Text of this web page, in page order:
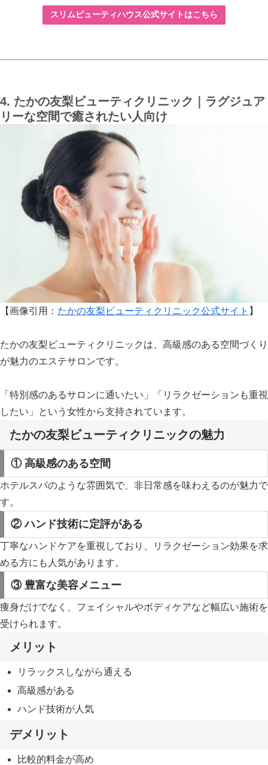
スリムビューティハウス公式サイトはこちら
4. たかの友梨ビューティクリニック｜ラグジュア
リーな空間で癒されたい人向け
【画像引用： たかの友梨ビューティクリニック公式サイト 】
たかの友梨ビューティクリニックは、高級感のある空間づくり
が魅力のエステサロンです。
「特別感のあるサロンに通いたい」「リラクゼーションも重視
したい」という女性から支持されています。
たかの友梨ビューティクリニックの魅力
① 高級感のある空間
ホテルスパのような雰囲気で、非日常感を味わえるのが魅力で
す。
② ハンド技術に定評がある
丁寧なハンドケアを重視しており、リラクゼーション効果を求
める方にも人気があります。
③ 豊富な美容メニュー
痩身だけでなく、フェイシャルやボディケアなど幅広い施術を
受けられます。
メリット
リラックスしながら通える
高級感がある
ハンド技術が人気
デメリット
比較的料金が高め